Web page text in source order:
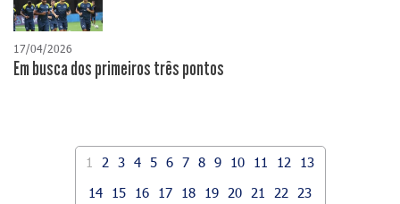
17/04/2026
​Em busca dos primeiros três pontos
1 2 3 4 5 6 7 8 9 10 11 12
13
14
15 16 17 18 19 20 21 22
23